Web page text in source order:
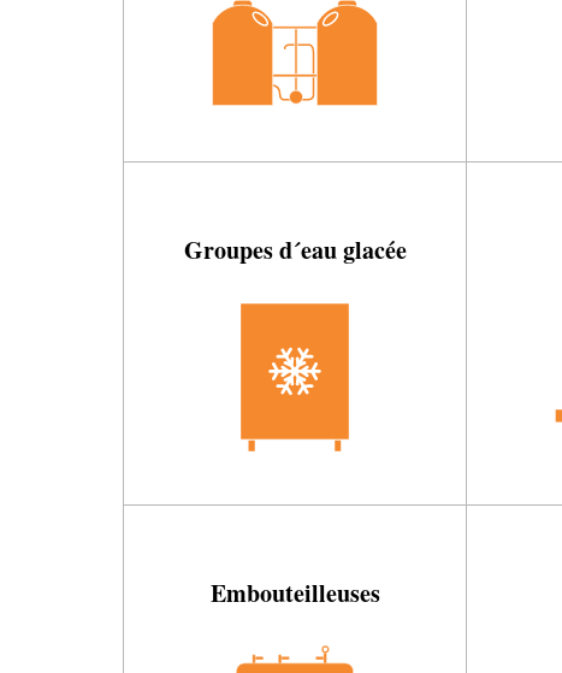
Groupes d´eau glacée
Embouteilleuses